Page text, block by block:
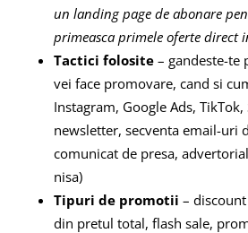
un landing page de abonare
primeasca primele oferte direct
Tactici folosite– gandeste-te
vei face promovare, cand si
Instagram, Google Ads,
newsletter, secventa email-uri
comunicat de presa,
nisa)
Tipuri de promotii –
din pretul total, flash sale,